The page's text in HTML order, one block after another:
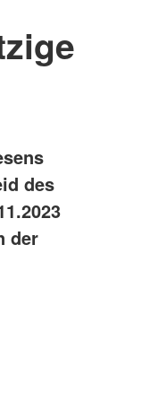
des
der